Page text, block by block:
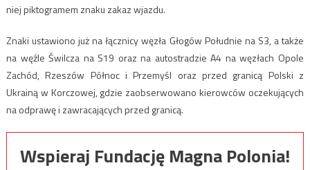
niej piktogramem znaku zakaz wjazdu.
Znaki ustawiono już na łącznicy węzła Głogów Południe na S3, a także
na węźle Świlcza na S19 oraz na autostradzie A4 na węzłach Opole
Zachód, Rzeszów Północ i Przemyśl oraz przed granicą Polski z
Ukrainą w Korczowej, gdzie zaobserwowano kierowców oczekujących
na odprawę i zawracających przed granicą.
Wspieraj Fundację Magna Polonia!